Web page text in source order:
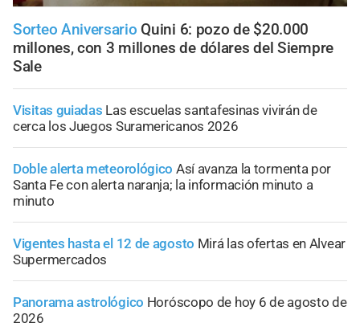
Sorteo Aniversario Quini 6: pozo de $20.000
millones, con 3 millones de dólares del Siempre
Sale
Visitas guiadas Las escuelas santafesinas vivirán de
cerca los Juegos Suramericanos 2026
Doble alerta meteorológico Así avanza la tormenta por
Santa Fe con alerta naranja; la información minuto a
minuto
Vigentes hasta el 12 de agosto Mirá las ofertas en Alvear
Supermercados
Panorama astrológico Horóscopo de hoy 6 de agosto de
2026